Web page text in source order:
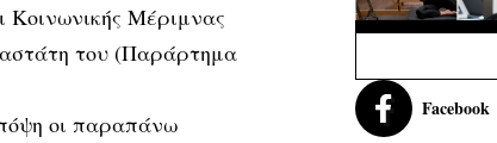
Κοινωνικής Μέριμνας
του (Παράρτημα
οι παραπάνω
Facebook